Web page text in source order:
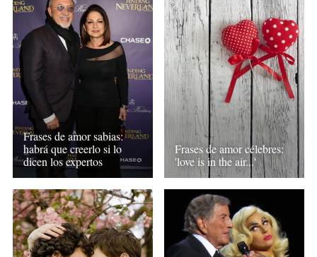
Frases de amor sabias:
habrá que creerlo si lo
dicen los expertos
Frases de amor célebres:
'love is in the air...'